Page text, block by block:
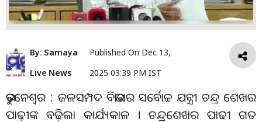
By: Samaya
Live News
Published On Dec 13,
2025 03:39 PM IST
ଭୁବନେଶ୍ୱର : ଜଳସମ୍ପଦ ବିଭାଗର ସର୍ବୋଚ୍ଚ ଯନ୍ତ୍ରୀ ଚନ୍ଦ୍ର ଶେଖର
ପାଢ଼ୀଙ୍କ ବଢ଼ିଲା କାର୍ଯ୍ୟକାଳ । ଚନ୍ଦ୍ରଶେଖର ପାଢୀ ଗତ